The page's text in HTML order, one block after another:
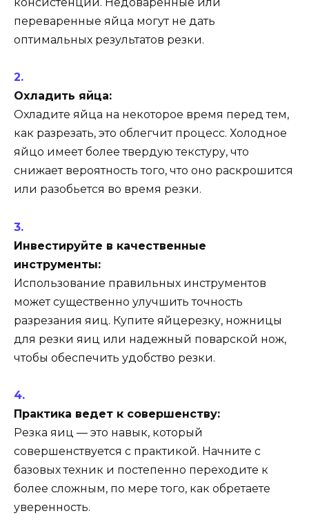
переваренные яйца могут не дать
оптимальных результатов резки.
Охладить яйца:
Охладите яйца на некоторое время перед тем,
как разрезать, это облегчит процесс. Холодное
яйцо имеет более твердую текстуру, что
снижает вероятность того, что оно раскрошится
или разобьется во время резки.
Инвестируйте в качественные
инструменты:
Использование правильных инструментов
может существенно улучшить точность
разрезания яиц. Купите яйцерезку, ножницы
для резки яиц или надежный поварской нож,
чтобы обеспечить удобство резки.
Практика ведет к совершенству:
Резка яиц — это навык, который
совершенствуется с практикой. Начните с
базовых техник и постепенно переходите к
более сложным, по мере того, как обретаете
уверенность.